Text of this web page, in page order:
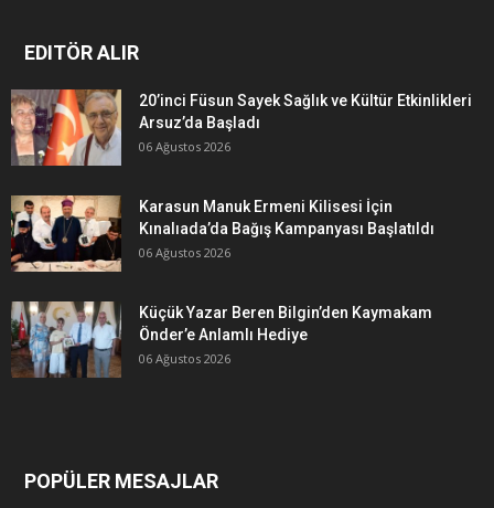
EDITÖR ALIR
20’inci Füsun Sayek Sağlık ve Kültür Etkinlikleri
Arsuz’da Başladı
06 Ağustos 2026
Karasun Manuk Ermeni Kilisesi İçin
Kınalıada’da Bağış Kampanyası Başlatıldı
06 Ağustos 2026
Küçük Yazar Beren Bilgin’den Kaymakam
Önder’e Anlamlı Hediye
06 Ağustos 2026
POPÜLER MESAJLAR